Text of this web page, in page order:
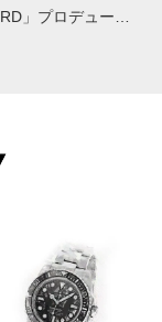
」プロデュー…